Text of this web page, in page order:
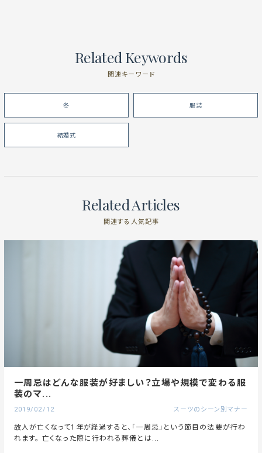
Related Keywords
関連キーワード
冬 服装
結婚式
Related Articles
関連する人気記事
一周忌はどんな服装が好ましい？立場や規模で変わる服
装のマ...
2019/02/12 スーツのシーン別マナー
故人が亡くなって1年が経過すると、「一周忌」という節目の法要が行わ
れます。 亡くなった際に行われる葬儀とは...